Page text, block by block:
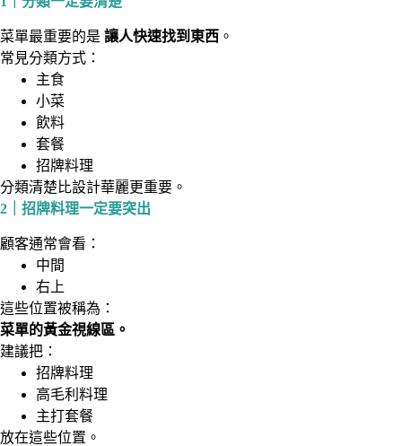
菜單最重要的是 讓人快速找到東西 。
常見分類方式：
主食
小菜
飲料
套餐
招牌料理
分類清楚比設計華麗更重要。
2｜招牌料理一定要突出
顧客通常會看：
中間
右上
這些位置被稱為：
菜單的黃金視線區。
建議把：
招牌料理
高毛利料理
主打套餐
放在這些位置。